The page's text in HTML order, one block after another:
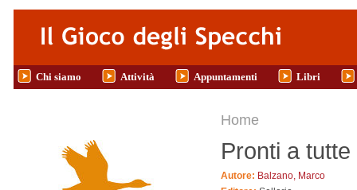
Salta al contenuto principale
Chi siamo Attività Appuntamenti Libri
Tu sei qui
Home
Pronti a
Autore: Balzano, Marco